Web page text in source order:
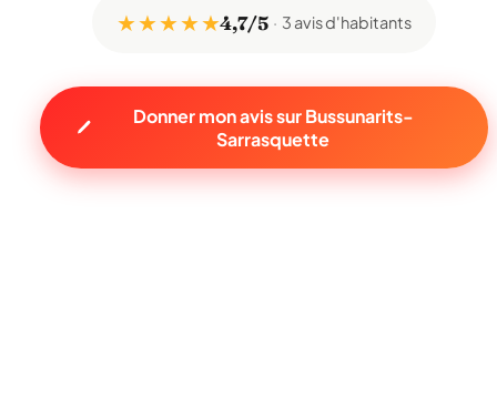
★ ★ ★ ★ ★4,7/5 3 avis d'habitants
Donner mon avis sur Bussunarits-
Sarrasquette